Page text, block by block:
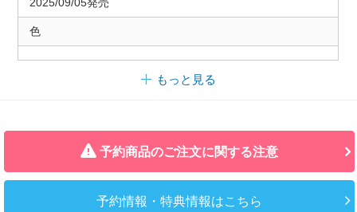
色
もっと見る
予約商品のご注文に関する注意
予約情報・特典情報はこちら